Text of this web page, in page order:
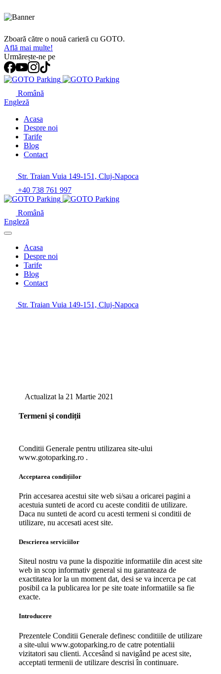
Zboară către o nouă carieră cu GOTO.
Află mai multe!
Urmărește-ne pe
Română
Engleză
Acasa
Despre noi
Tarife
Blog
Contact
Str. Traian Vuia 149-151, Cluj-Napoca
+40 738 761 997
Română
Engleză
Acasa
Despre noi
Tarife
Blog
Contact
Str. Traian Vuia 149-151, Cluj-Napoca
Actualizat la 21 Martie 2021
Termeni și condiții
Conditii Generale pentru utilizarea site-ului
www.gotoparking.ro .
Acceptarea condițiilor
Prin accesarea acestui site web si/sau a oricarei pagini a
acestuia sunteti de acord cu aceste conditii de utilizare.
Daca nu sunteti de acord cu acesti termeni si conditii de
utilizare, nu accesati acest site.
Descrierea serviciilor
Siteul nostru va pune la dispozitie informatiile din acest site
web in scop informativ general si nu garanteaza de
exactitatea lor la un moment dat, desi se va incerca pe cat
posibil ca la publicarea lor pe site toate informatiile sa fie
exacte.
Introducere
Prezentele Conditii Generale definesc conditiile de utilizare
a site-ului www.gotoparking.ro de catre potentialii
vizitatori sau clienti. Accesând si navigând pe acest site,
acceptati termenii de utilizare descrisi în continuare.